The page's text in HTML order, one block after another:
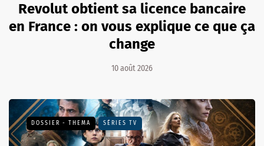
Revolut obtient sa licence bancaire
en France : on vous explique ce que ça
change
10 août 2026
DOSSIER - THEMA SÉRIES TV